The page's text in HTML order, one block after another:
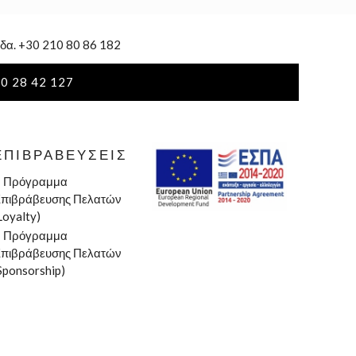
+30 210 80 86 182
28 42 127
Πρόγραμμα
Πελατών
Πρόγραμμα
Πελατών